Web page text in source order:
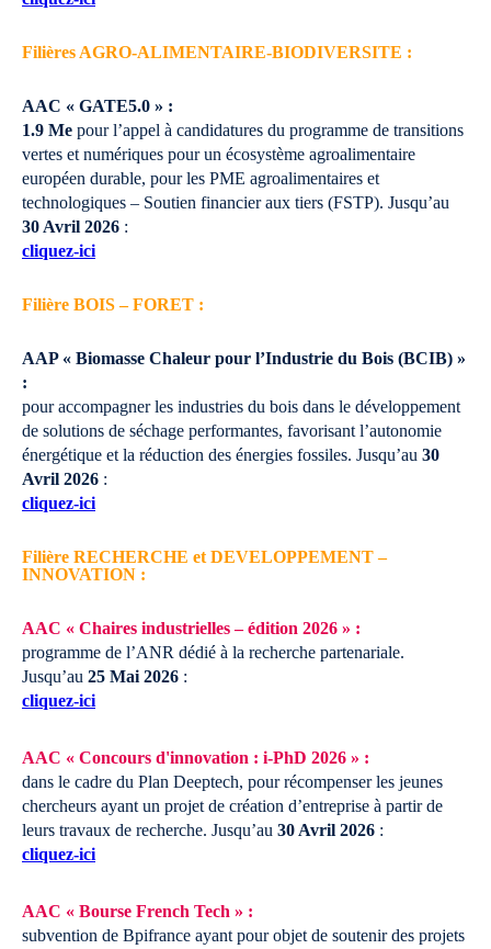
Filières AGRO-ALIMENTAIRE-BIODIVERSITE :
AAC « GATE5.0 » :
1.9 Me pour l’appel à candidatures du programme de transitions
vertes et numériques pour un écosystème agroalimentaire
européen durable, pour les PME agroalimentaires et
technologiques – Soutien financier aux tiers (FSTP). Jusqu’au
30 Avril 2026 :
cliquez-ici
Filière BOIS – FORET :
AAP « Biomasse Chaleur pour l’Industrie du Bois (BCIB) »
:
pour accompagner les industries du bois dans le développement
de solutions de séchage performantes, favorisant l’autonomie
énergétique et la réduction des énergies fossiles. Jusqu’au 30
Avril 2026 :
cliquez-ici
Filière RECHERCHE et DEVELOPPEMENT –
INNOVATION :
AAC « Chaires industrielles – édition 2026 » :
programme de l’ANR dédié à la recherche partenariale.
Jusqu’au 25 Mai 2026 :
cliquez-ici
AAC « Concours d'innovation : i-PhD 2026 » :
dans le cadre du Plan Deeptech, pour récompenser les jeunes
chercheurs ayant un projet de création d’entreprise à partir de
leurs travaux de recherche. Jusqu’au 30 Avril 2026 :
cliquez-ici
AAC « Bourse French Tech » :
subvention de Bpifrance ayant pour objet de soutenir des projets